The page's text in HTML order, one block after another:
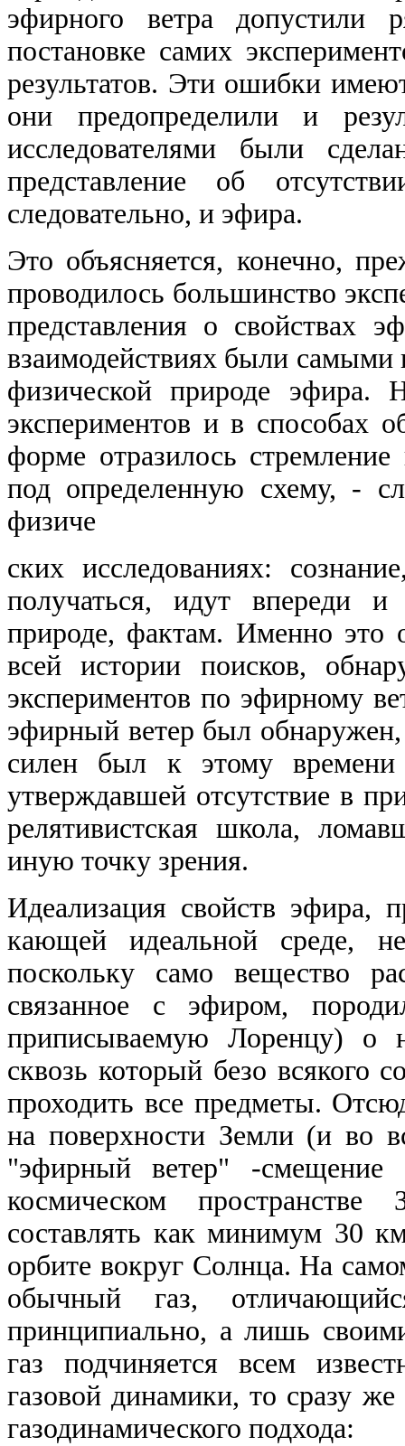
эфирного ветра допустили
постановке самих
результатов. Эти ошибки
они предопределили и
исследователями были
представление об
следовательно, и эфира.
Это объясняется, конечно,
проводилось большинство
представления о свойствах
взаимодействиях были
физической природе
экспериментов и в способах
форме отразилось стремление
под определенную схему, -
физиче
ских исследованиях:
получаться, идут впереди
природе, фактам. Именно это
всей истории поисков,
экспериментов по эфирному
эфирный ветер был обнаружен,
силен был к этому времени
утверждавшей отсутствие в
релятивистская школа,
иную точку зрения.
Идеализация свойств эфира,
кающей идеальной среде,
поскольку само вещество
связанное с эфиром,
приписываемую Лоренцу) о
сквозь который безо всякого
проходить все предметы.
на поверхности Земли (и во
"эфирный ветер" -смещение
космическом
составлять как минимум 30
орбите вокруг Солнца. На
обычный газ,
принципиально, а лишь
газ подчиняется всем
газовой динамики, то сразу
газодинамического подхода: